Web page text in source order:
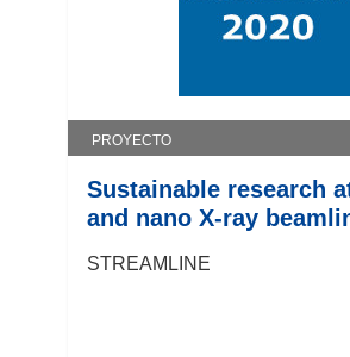
PROYECTO
Sustainable research
and nano X-ray
STREAMLINE